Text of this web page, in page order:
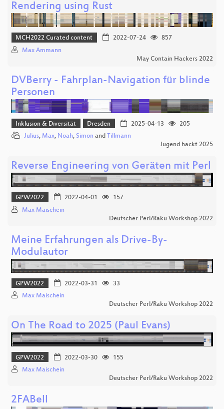
Rendering using Rust
MCH2022 Curated content 2022-07-24
857
Max Ammann
May Contain Hackers 2022
DVBerry - Fahrplan-Navigation für blinde
Personen
Inklusion & Diversität Dresden 2025-04-13
205
Julius, Max, Noah, Simon and Tillmann
Jugend hackt 2025
Reverse Engineering von Geräten mit Perl
GPW2022 2022-04-01
157
Max Maischein
Deutscher Perl/Raku Workshop 2022
Meine Erfahrungen als Drive-By-
Modulautor
GPW2022 2022-03-31
33
Max Maischein
Deutscher Perl/Raku Workshop 2022
On The Road to 2025 (Paul Evans)
GPW2022 2022-03-30
155
Max Maischein
Deutscher Perl/Raku Workshop 2022
2FABell